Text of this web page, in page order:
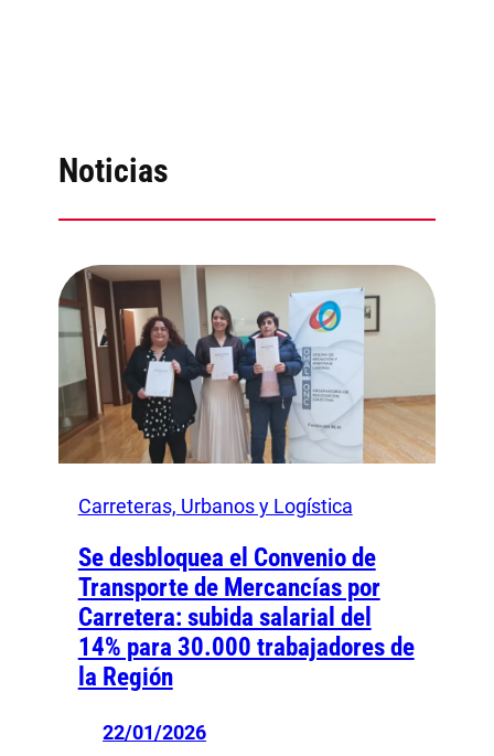
Noticias
Carreteras, Urbanos y Logística
Se desbloquea el Convenio de
Transporte de Mercancías por
Carretera: subida salarial del
14% para 30.000 trabajadores de
la Región
22/01/2026